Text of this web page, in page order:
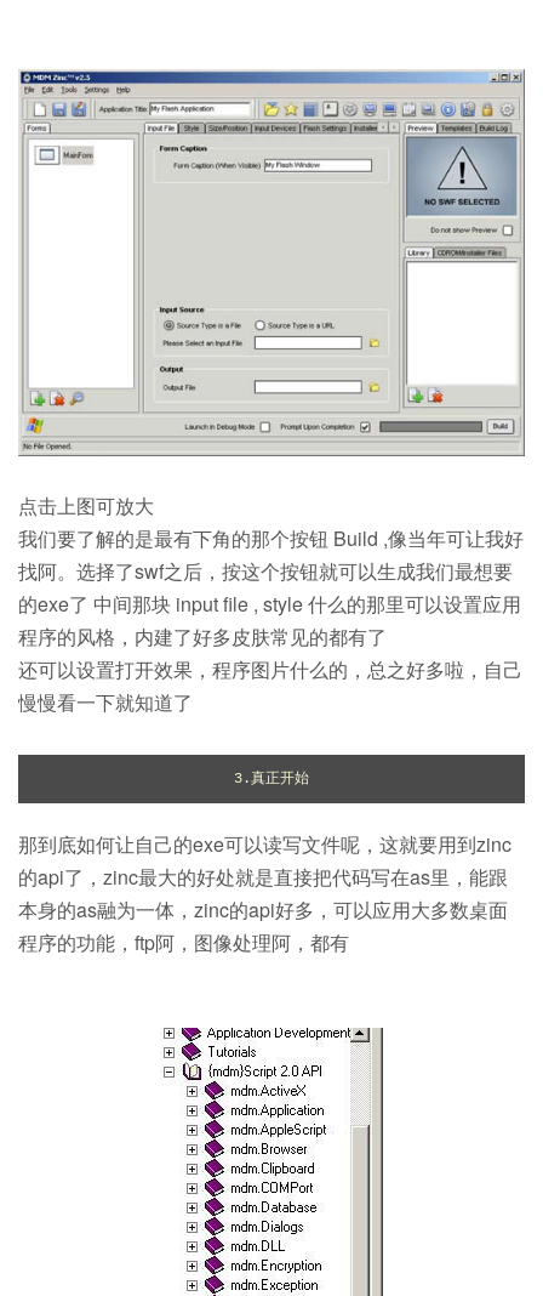
点击上图可放大
我们要了解的是最有下角的那个按钮 Build ,像当年可让我好
找阿。选择了swf之后，按这个按钮就可以生成我们最想要
的exe了 中间那块 input file , style 什么的那里可以设置应用
程序的风格，内建了好多皮肤常见的都有了
还可以设置打开效果，程序图片什么的，总之好多啦，自己
慢慢看一下就知道了
3.真正开始
那到底如何让自己的exe可以读写文件呢，这就要用到zinc
的api了，zinc最大的好处就是直接把代码写在as里，能跟
本身的as融为一体，zinc的api好多，可以应用大多数桌面
程序的功能，ftp阿，图像处理阿，都有